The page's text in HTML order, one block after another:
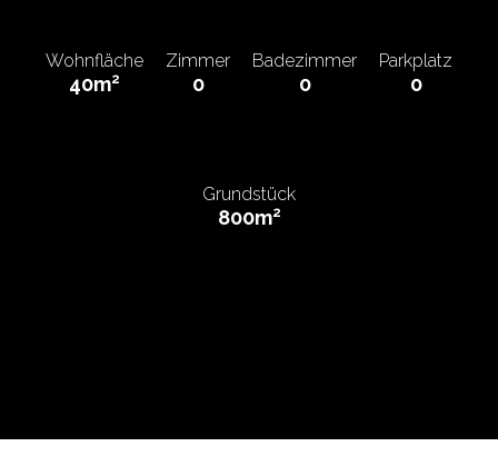
40m2
Wohnfläche
0
Zimmer
0
Badezimmer
0
Parkplatz
800m2
Grundstück